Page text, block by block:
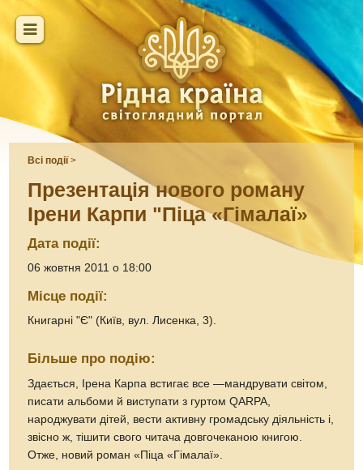
Всі події>
Презентація нового роману
Ірени Карпи "Піца «Гімалаї»
Дата події:
06 жовтня 2011 о 18:00
Місце події:
Книгарні "Є" (Київ, вул. Лисенка, 3).
Більше про подію:
Здається, Ірена Карпа встигає все —мандрувати світом,
писати альбоми й виступати з гуртом QARPA,
народжувати дітей, вести активну громадську діяльність і,
звісно ж, тішити свого читача довгочеканою книгою.
Отже, новий роман «Піца «Гімалаї».